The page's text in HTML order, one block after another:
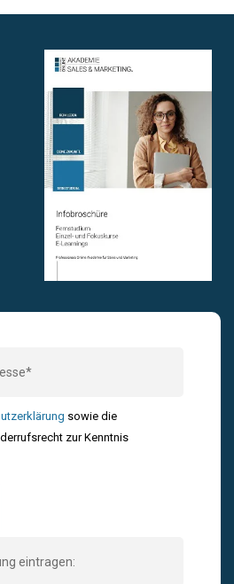
sowie die
zur Kenntnis